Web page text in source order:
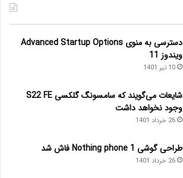
دسترسی به منوی Advanced Startup Options
ویندوز 11
10 تیر 1401
شایعات می‌گویند که سامسونگ گلکسی S22 FE
وجود نخواهد داشت
26 خرداد 1401
طراحی گوشی Nothing phone 1 فاش شد
26 خرداد 1401